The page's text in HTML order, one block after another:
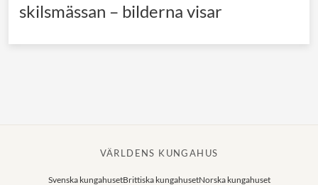
Thailändska kungahuset
skilsmässan – bilderna visar
VÄRLDENS KUNGAHUS
Svenska kungahusetBrittiska kungahusetNorska kungahuset